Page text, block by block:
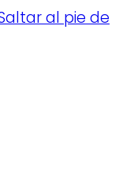
al pie de